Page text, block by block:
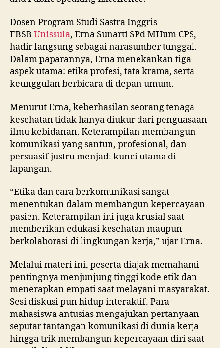
Dosen Program Studi Sastra Inggris
FBSB Unissula, Erna Sunarti SPd MHum CPS,
hadir langsung sebagai narasumber tunggal.
Dalam paparannya, Erna menekankan tiga
aspek utama: etika profesi, tata krama, serta
keunggulan berbicara di depan umum.
Menurut Erna, keberhasilan seorang tenaga
kesehatan tidak hanya diukur dari penguasaan
ilmu kebidanan. Keterampilan membangun
komunikasi yang santun, profesional, dan
persuasif justru menjadi kunci utama di
lapangan.
“Etika dan cara berkomunikasi sangat
menentukan dalam membangun kepercayaan
pasien. Keterampilan ini juga krusial saat
memberikan edukasi kesehatan maupun
berkolaborasi di lingkungan kerja,” ujar Erna.
Melalui materi ini, peserta diajak memahami
pentingnya menjunjung tinggi kode etik dan
menerapkan empati saat melayani masyarakat.
Sesi diskusi pun hidup interaktif. Para
mahasiswa antusias mengajukan pertanyaan
seputar tantangan komunikasi di dunia kerja
hingga trik membangun kepercayaan diri saat